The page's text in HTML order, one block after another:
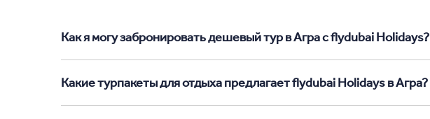
Как я могу забронировать дешевый тур в Агра с flydubai Holidays?
Какие турпакеты для отдыха предлагает flydubai Holidays в Агра?